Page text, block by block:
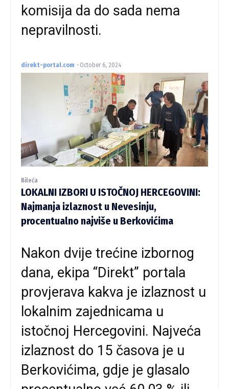
komisija da do sada nema
nepravilnosti.
direkt-portal.com - October 6, 2024
Bileća
LOKALNI IZBORI U ISTOČNOJ HERCEGOVINI:
Najmanja izlaznost u Nevesinju,
procentualno najviše u Berkovićima
Nakon dvije trećine izbornog
dana, ekipa “Direkt” portala
provjerava kakva je izlaznost u
lokalnim zajednicama u
istočnoj Hercegovini. Najveća
izlaznost do 15 časova je u
Berkovićima, gdje je glasalo